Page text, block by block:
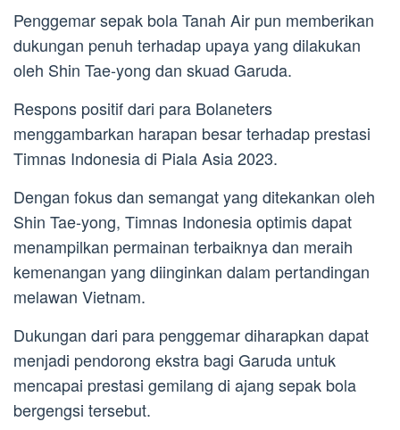
Penggemar sepak bola Tanah Air pun memberikan
dukungan penuh terhadap upaya yang dilakukan
oleh Shin Tae-yong dan skuad Garuda.
Respons positif dari para Bolaneters
menggambarkan harapan besar terhadap prestasi
Timnas Indonesia di Piala Asia 2023.
Dengan fokus dan semangat yang ditekankan oleh
Shin Tae-yong, Timnas Indonesia optimis dapat
menampilkan permainan terbaiknya dan meraih
kemenangan yang diinginkan dalam pertandingan
melawan Vietnam.
Dukungan dari para penggemar diharapkan dapat
menjadi pendorong ekstra bagi Garuda untuk
mencapai prestasi gemilang di ajang sepak bola
bergengsi tersebut.